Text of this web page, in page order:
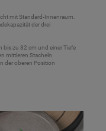
mit Standard-Innenraum.
der drei
bis zu 32 cm und einer Tiefe
mittleren Stacheln
der oberen Position